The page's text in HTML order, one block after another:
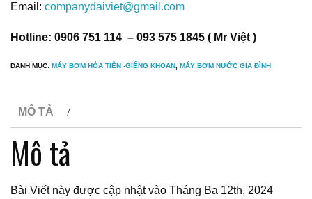
Email: companydaiviet@gmail.com
Hotline: 0906 751 114 – 093 575 1845 ( Mr Việt )
DANH MỤC: MÁY BƠM HỎA TIỄN -GIẾNG KHOAN, MÁY BƠM NƯỚC GIA ĐÌNH
MÔ TẢ
Mô tả
Bài Viết này được cập nhật vào Tháng Ba 12th, 2024